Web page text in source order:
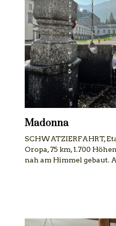
Madonna
SCHWATZIERFAHRT,
Oropa, 75 km, 1.700
nah am Himmel gebaut.